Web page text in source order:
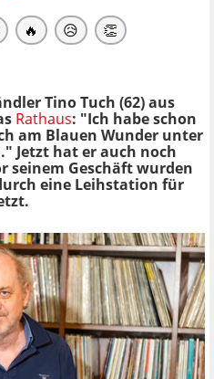
🔥 😥 👏
Tino Tuch (62) aus
Rathaus: "Ich habe schon
am Blauen Wunder unter
Jetzt hat er auch noch
seinem Geschäft wurden
eine Leihstation für